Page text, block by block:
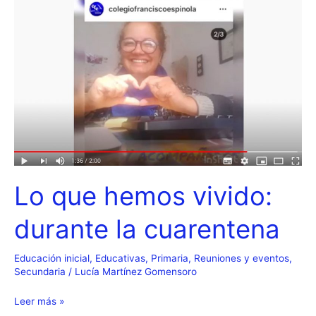
Lo que hemos vivido:
durante la cuarentena
Educación inicial, Educativas, Primaria, Reuniones y eventos,
Secundaria / Lucía Martínez Gomensoro
Lo
Leer más »